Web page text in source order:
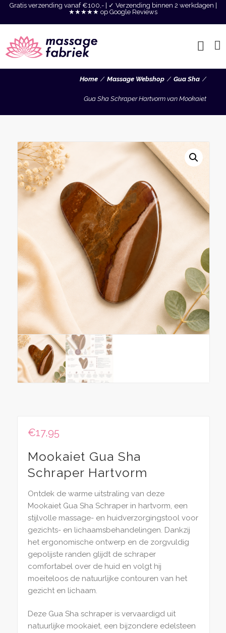
Gratis verzending vanaf €100,- | ✓ Verzending binnen 2 werkdagen |
★★★★★ op Google Reviews
Home Massage Webshop Gua Sha
Gua Sha Schraper Hartvorm van Mookaiet
€17,95
Mookaiet Gua Sha
Schraper Hartvorm
Ontdek de warme uitstraling van deze
Mookaiet Gua Sha Schraper in hartvorm, een
stijlvolle massage- en huidverzorgingstool voor
gezichts- en lichaamsbehandelingen. Dankzij
het ergonomische ontwerp en de zorgvuldig
gepolijste randen glijdt de schraper
comfortabel over de huid en volgt hij
moeiteloos de natuurlijke contouren van het
gezicht en lichaam.
Deze Gua Sha schraper is vervaardigd uit
natuurlijke mookaiet, een bijzondere edelsteen